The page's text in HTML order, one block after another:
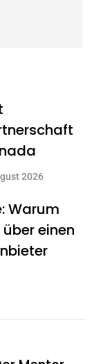
2026
Warum
einen